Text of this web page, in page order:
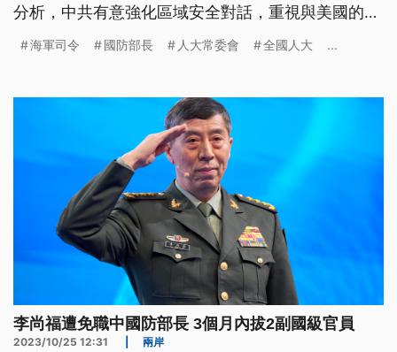
分析，中共有意強化區域安全對話，重視與美國的安
午發射衛星火箭，時機敏感，國軍嚴密監控應處。
海軍司令 國防部長 人大常委會 全國人大 ...
李尚福遭免職中國防部長 3個月內拔2副國級官員
2023/10/25 12:31 兩岸